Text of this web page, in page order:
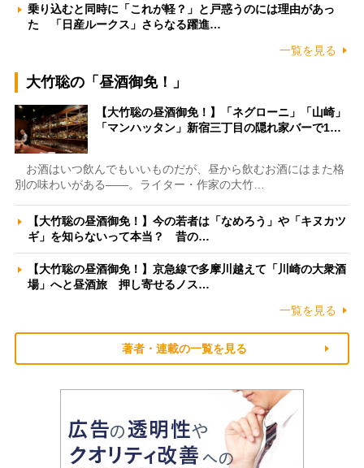
乗り込むと同時に「これが軽？」と戸惑うのには理由があっ
た 「日産ルークス」さらなる躍進…
一覧を見る
大竹聡の「昼酒御免！」
【大竹聡の昼酒御免！】「ネグローニ」「山崎」
「マンハッタン」新宿三丁目の隠れ家バーで1…
お酒はいつ飲んでもいいものだが、昼から飲むお酒にはまた格
別の味わいがある――。ライター・作家の大竹…
【大竹聡の昼酒御免！】今の若者は「なめろう」や「キヌカツ
ギ」を知らないって本当？ 昔の…
【大竹聡の昼酒御免！】京急線で多摩川越えて「川崎の大衆酒
場」へと昼酒旅 押し寄せるノス…
一覧を見る
著者・連載の一覧を見る